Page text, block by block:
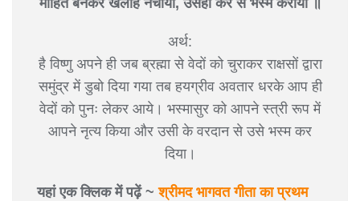
अर्थ:
है विष्णु अपने ही जब ब्रह्मा से वेदों को चुराकर राक्षसों द्वारा
समुंद्र में डुबो दिया गया तब हयग्रीव अवतार धरके आप ही
वेदों को पुनः लेकर आये। भस्मासुर को आपने स्त्री रूप में
आपने नृत्य किया और उसी के वरदान से उसे भस्म कर
दिया।
यहां एक क्लिक में पढ़ें ~श्रीमद भागवत गीता का प्रथम